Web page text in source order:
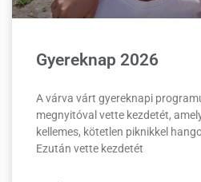
Gyereknap 2026
A várva várt gyereknapi
megnyitóval vette kezdetét,
kellemes, kötetlen piknikkel
Ezután vette kezdetét